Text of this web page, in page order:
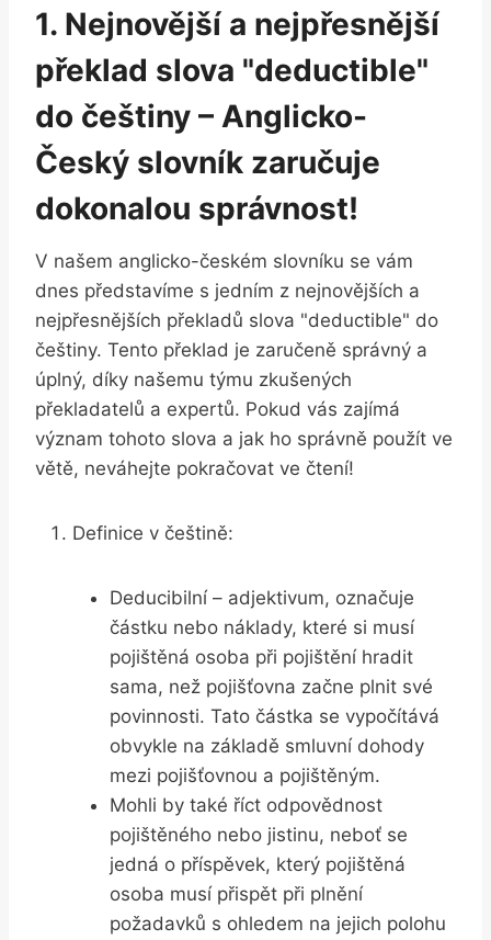
1. Nejnovější a nejpřesnější
překlad slova "deductible"
do češtiny – Anglicko-
Český slovník zaručuje
dokonalou správnost!
V našem anglicko-českém slovníku se vám
dnes představíme s jedním z nejnovějších a
nejpřesnějších překladů slova "deductible" do
češtiny. Tento překlad je zaručeně správný a
úplný, díky našemu týmu zkušených
překladatelů a expertů. Pokud vás zajímá
význam tohoto slova a jak ho správně použít ve
větě, neváhejte pokračovat ve čtení!
Definice v češtině:
Deducibilní – adjektivum, označuje
částku nebo náklady, které si musí
pojištěná osoba při pojištění hradit
sama, než pojišťovna začne plnit své
povinnosti. Tato částka se vypočítává
obvykle na základě smluvní dohody
mezi pojišťovnou a pojištěným.
Mohli by také říct odpovědnost
pojištěného nebo jistinu, neboť se
jedná o příspěvek, který pojištěná
osoba musí přispět při plnění
požadavků s ohledem na jejich polohu